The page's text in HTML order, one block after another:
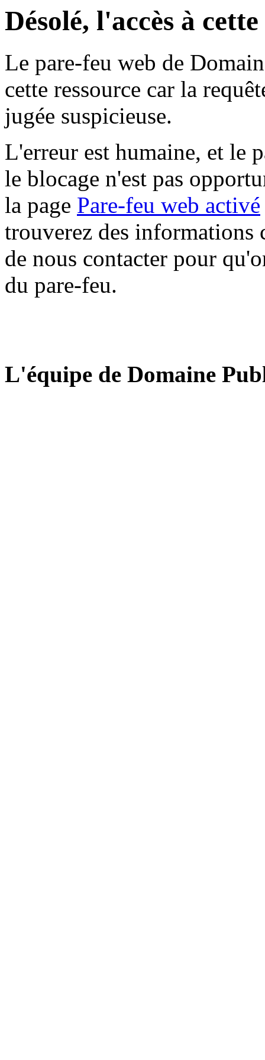
Désolé, l'accès à
Le pare-feu web de
cette ressource car la
jugée suspicieuse.
L'erreur est humaine, et le
le blocage n'est pas
la page Pare-feu web activé
trouverez des informations
de nous contacter pour
du pare-feu.
L'équipe de Domaine